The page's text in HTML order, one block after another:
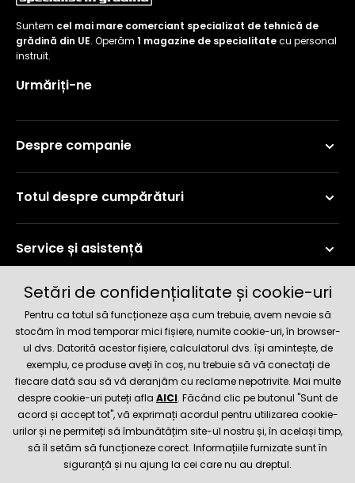
Suntem cel mai mare comerciant specializat de tehnică de
grădină din UE. Operăm 1 magazine de specialitatecu personal
instruit.
Urmăriți-ne
Despre companie
Totul despre cumpărături
Service și asistență
Informații curente
Metode de livrare și plată
Magazin de încredere
Setări de confidențialitate și cookie-uri
Pentru ca totul să funcționeze așa cum trebuie, avem nevoie să
stocăm în mod temporar mici fișiere, numite cookie-uri, în browser-
ul dvs. Datorită acestor fișiere, calculatorul dvs. își amintește, de
exemplu, ce produse aveți în coș, nu trebuie să vă conectați de
fiecare dată sau să vă deranjăm cu reclame nepotrivite. Mai multe
despre cookie-uri puteți afla AICI. Făcând clic pe butonul "Sunt de
acord și accept tot", vă exprimați acordul pentru utilizarea cookie-
urilor și ne permiteți să îmbunătățim site-ul nostru și, în același timp,
să îl setăm să funcționeze corect. Informațiile furnizate sunt în
siguranță și nu ajung la cei care nu au dreptul.